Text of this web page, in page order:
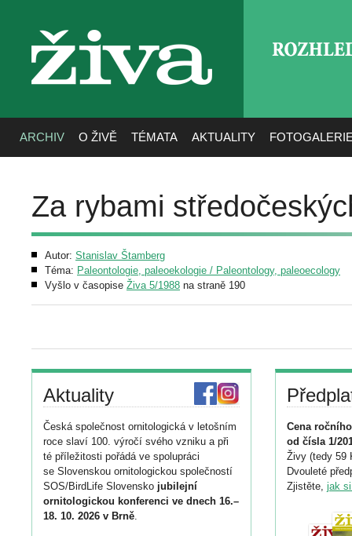
živa
ARCHIV O ŽIVĚ TÉMATA AKTUALITY
Za rybami
Autor: Stanislav Štamberg
Téma: Paleontologie, paleoekologie / Paleontology, paleoecology
Vyšlo v časopise Živa 5/1988 na straně 190
Aktuality
Česká společnost ornitologická v letošním
roce slaví 100. výročí svého vzniku a při
té příležitosti pořádá ve spolupráci
se Slovenskou ornitologickou společností
SOS/BirdLife Slovensko jubilejní
ornitologickou konferenci ve dnech 16.–
18. 10. 2026 v Brně.
Cena
od čísla 1/
Živy (tedy 59
Dvouleté
Zjistěte, jak